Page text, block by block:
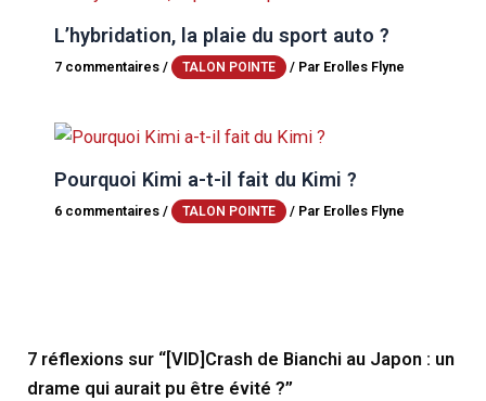
L’hybridation, la plaie du sport auto ?
7 commentaires / TALON POINTE / Par Erolles Flyne
Pourquoi Kimi a-t-il fait du Kimi ?
6 commentaires / TALON POINTE / Par Erolles Flyne
7 réflexions sur “[VID]Crash de Bianchi au Japon : un
drame qui aurait pu être évité ?”